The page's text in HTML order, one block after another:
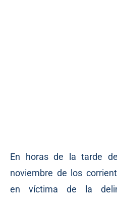
En horas de la tarde
noviembre de los
en víctima de la